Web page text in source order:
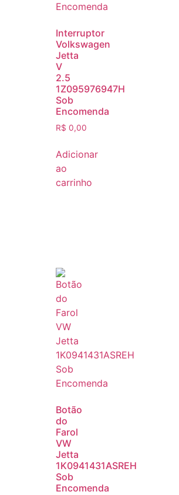
Interruptor
Volkswagen
Jetta
V
2.5
1Z095976947H
Sob
Encomenda
R$ 0,00
Adicionar
ao
carrinho
Botão
do
Farol
VW
Jetta
1K0941431ASREH
Sob
Encomenda